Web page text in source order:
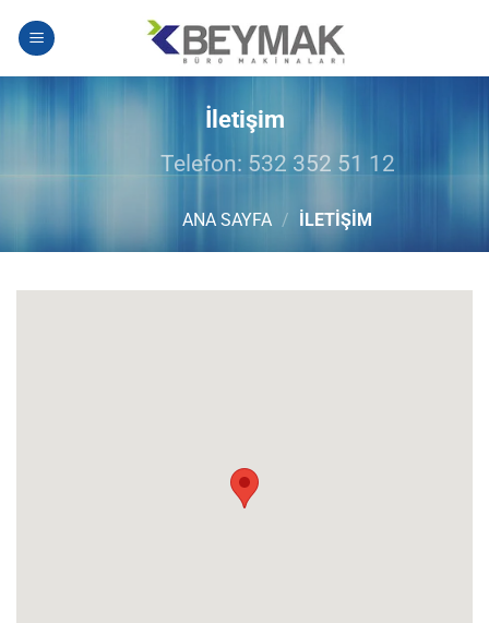
atla
İletişim
Telefon: 532 352 51 12
ANA SAYFA / İLETIŞIM